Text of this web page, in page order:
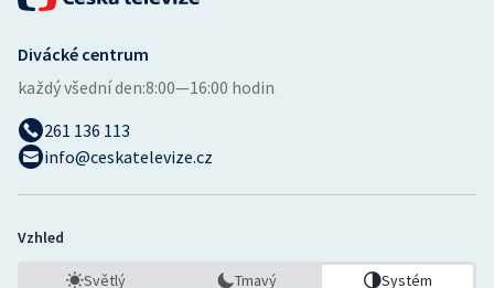
Divácké centrum
každý všední den:8:00—16:00 hodin
261 136 113
info@ceskatelevize.cz
Vzhled
Světlý Tmavý Systém